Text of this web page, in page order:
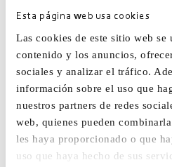
Esta página web usa cookies
Las cookies de este sitio web se
contenido y los anuncios,
sociales y analizar el tráfico.
información sobre el uso que
nuestros partners de redes
web, quienes pueden
les haya proporcionado o que
uso que haya hecho de sus